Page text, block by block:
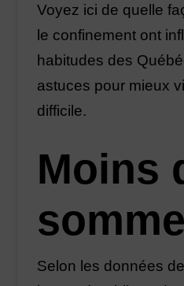
Voyez ici de quelle
le confinement ont
habitudes des
astuces pour mieux
difficile.
Moins
Selon les données